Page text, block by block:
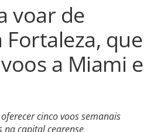
voar de
que
a Miami e
cinco voos semanais
capital cearense